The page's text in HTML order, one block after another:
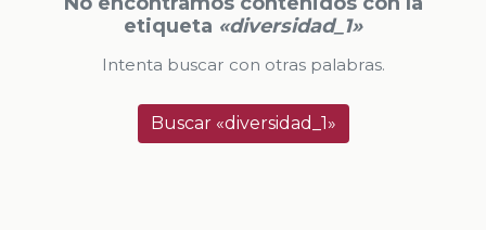
etiqueta «diversidad_1»
Intenta buscar con otras palabras.
Buscar «diversidad_1»